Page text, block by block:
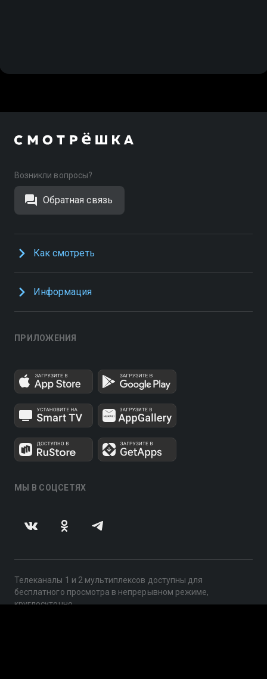
Возникли вопросы?
Обратная связь
Как смотреть
Информация
ПРИЛОЖЕНИЯ
МЫ В СОЦСЕТЯХ
Телеканалы 1 и 2 мультиплексов доступны для
бесплатного просмотра в непрерывном режиме,
круглосуточно.